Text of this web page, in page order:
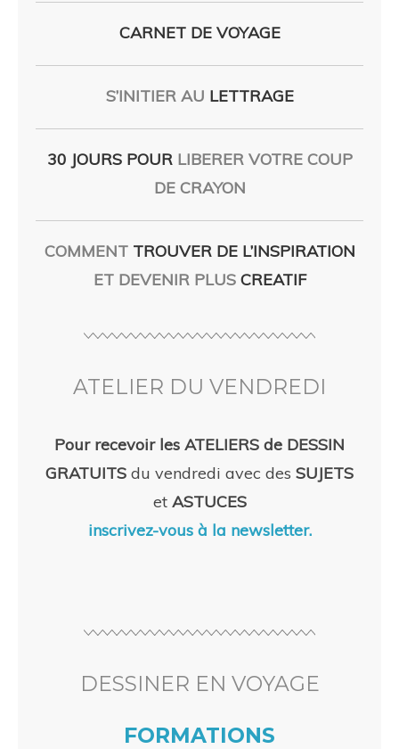
CARNET DE VOYAGE
S’INITIER AU LETTRAGE
30 JOURS POURLIBERER VOTRE COUP
DE CRAYON
COMMENT TROUVER DE L’INSPIRATION
ET DEVENIR PLUS CREATIF
ATELIER DU VENDREDI
Pour recevoir les ATELIERS de DESSIN
GRATUITS du vendredi avec des SUJETS
et ASTUCES
inscrivez-vous à la newsletter.
DESSINER EN VOYAGE
FORMATIONS